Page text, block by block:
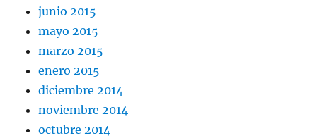
junio 2015
mayo 2015
marzo 2015
enero 2015
diciembre 2014
noviembre 2014
octubre 2014